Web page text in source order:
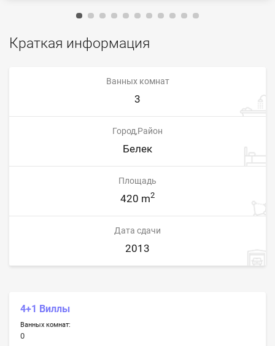
Краткая информация
Ванных комнат
3
Город,Район
Белек
Площадь
420 m2
Дата сдачи
2013
4+1 Виллы
Ванных комнат:
0